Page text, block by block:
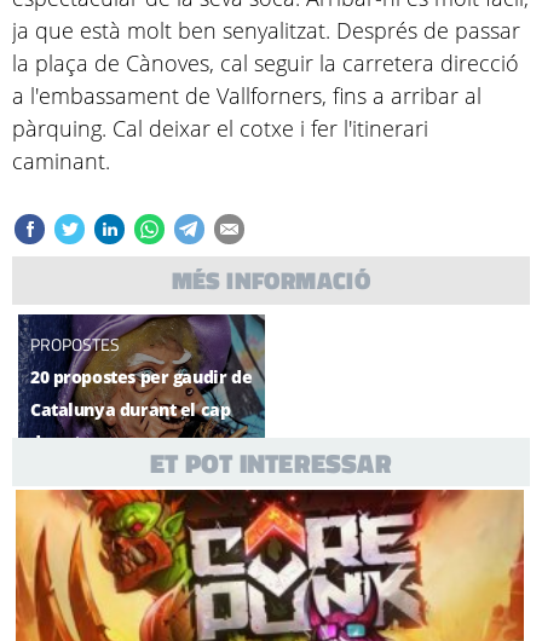
ja que està molt ben senyalitzat. Després de passar
la plaça de Cànoves, cal seguir la carretera direcció
a l'embassament de Vallforners, fins a arribar al
pàrquing. Cal deixar el cotxe i fer l'itinerari
caminant.
MÉS INFORMACIÓ
PROPOSTES
20 propostes per gaudir de
Catalunya durant el cap
de setmana
ET POT INTERESSAR